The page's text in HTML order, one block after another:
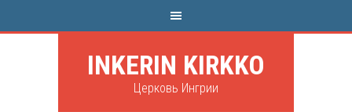
INKERIN KIRKKO
Церковь Ингрии